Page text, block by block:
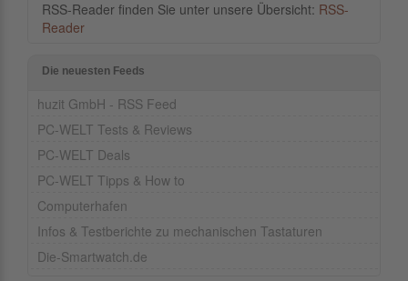
RSS-Reader finden Sie unter unsere Übersicht: RSS-
Reader
Die neuesten Feeds
huzit GmbH - RSS Feed
PC-WELT Tests & Reviews
PC-WELT Deals
PC-WELT Tipps & How to
Computerhafen
Infos & Testberichte zu mechanischen Tastaturen
Die-Smartwatch.de